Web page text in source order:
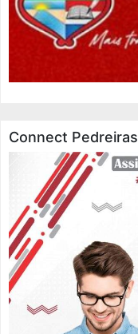
Connect Pedreiras